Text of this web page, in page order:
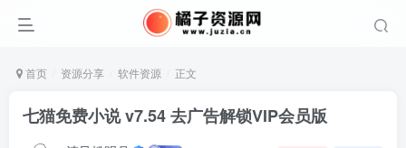
首页 资源分享 软件资源 正文
七猫免费小说 v7.54 去广告解锁VIP会员版